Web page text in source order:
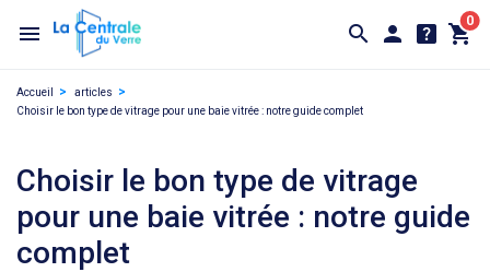
0
Accueil
articles
Choisir le bon type de vitrage pour une baie vitrée : notre guide complet
Choisir le bon type de vitrage
pour une baie vitrée : notre guide
complet